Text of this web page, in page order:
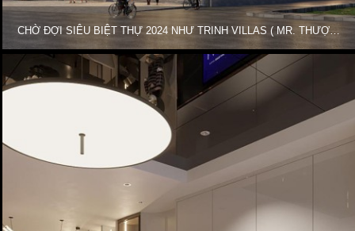
CHỜ ĐỢI SIÊU BIỆT THỰ 2024 NHƯ TRINH VILLAS ( MR. THƯỢNG ) PHƯƠNG ÁN 1